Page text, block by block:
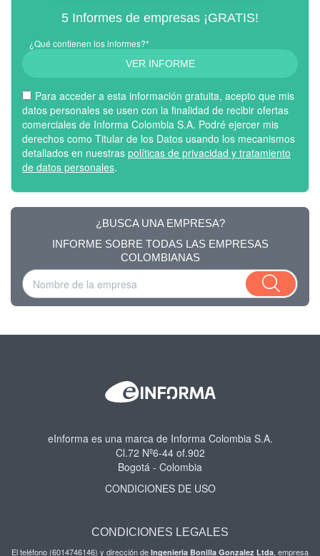
5 Informes de empresas ¡GRATIS!
¿Qué contienen los informes?*
VER INFORME
Para acceder a esta información gratuita, acepto que mis
datos personales se usen con la finalidad de recibir ofertas
comerciales de Informa Colombia S.A. Podré ejercer mis
derechos como Titular de los Datos usando los mecanismos
detallados en nuestras políticas de privacidad y tratamiento
de datos personales.
¿BUSCA UNA EMPRESA?
INFORME SOBRE TODAS LAS EMPRESAS
COLOMBIANAS
eInforma es una marca de Informa Colombia S.A.
Cl.72 Nº6-44 of.902
Bogotá - Colombia
CONDICIONES DE USO
CONDICIONES LEGALES
El teléfono (6014746146) y dirección de Ingenieria Bonilla Gonzalez Ltda